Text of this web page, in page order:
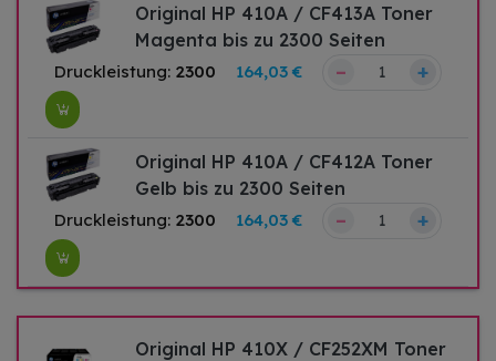
Original HP 410A / CF413A Toner
Magenta bis zu 2300 Seiten
Druckleistung: 2300 164,03 € – +
Original HP 410A / CF412A Toner
Gelb bis zu 2300 Seiten
Druckleistung: 2300 164,03 € – +
Original HP 410X / CF252XM Toner